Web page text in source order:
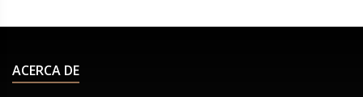
ACERCA DE